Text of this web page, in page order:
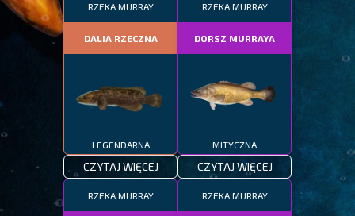
RZEKA MURRAY
DALIA RZECZNA
LEGENDARNA
CZYTAJ WIĘCEJ
RZEKA MURRAY
DORSZ MURRAYA
MITYCZNA
CZYTAJ WIĘCEJ
RZEKA MURRAY RZEKA MURRAY